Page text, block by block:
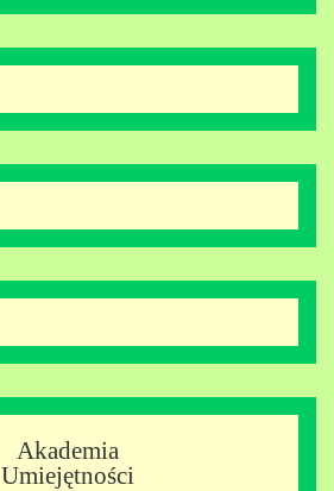
Akademia
Umiejętności